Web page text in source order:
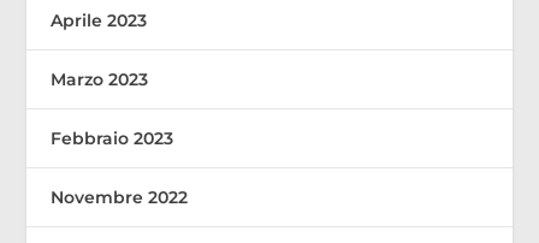
Aprile 2023
Marzo 2023
Febbraio 2023
Novembre 2022